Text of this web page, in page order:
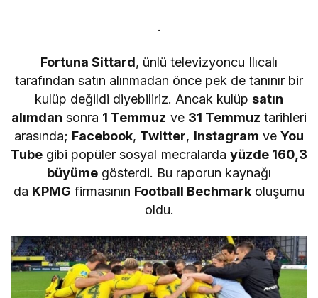
.
Fortuna Sittard, ünlü televizyoncu Ilıcalı
tarafından satın alınmadan önce pek de tanınır bir
kulüp değildi diyebiliriz. Ancak kulüpsatın
alımdan sonra 1 Temmuz ve 31 Temmuz tarihleri
arasında; Facebook, Twitter, Instagram ve You
Tube gibi popüler sosyal mecralarda yüzde 160,3
büyümegösterdi. Bu raporun kaynağı
da KPMG firmasının Football Bechmark oluşumu
oldu.